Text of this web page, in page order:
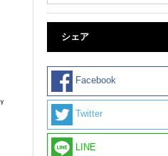
シェア
Facebook
Twitter
LINE